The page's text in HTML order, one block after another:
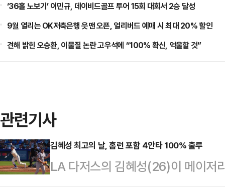
‘36홀 노보기’ 이민규, 데이비드골프 투어 15회 대회서 2승 달성
9월 열리는 OK저축은행 읏맨 오픈, 얼리버드 예매 시 최대 20% 할인
견해 밝힌 오승환, 이물질 논란 고우석에 “100% 확신, 억울할 것”
관련기사
김혜성 최고의 날, 홈런 포함 4안타 100% 출루
LA 다저스의 김혜성(26)이 메이저
성은 1일(한국시간) 다저 스타디움